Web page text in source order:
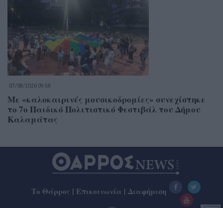
07/08/2026 09:58
Με «καλοκαιρινές μουσικοδρομίες» συνεχίστηκε
το 7ο Παιδικό Πολιτιστικό Φεστιβάλ του Δήμου
Καλαμάτας
Το Θάρρος | Επικοινωνία | Διαφήμιση